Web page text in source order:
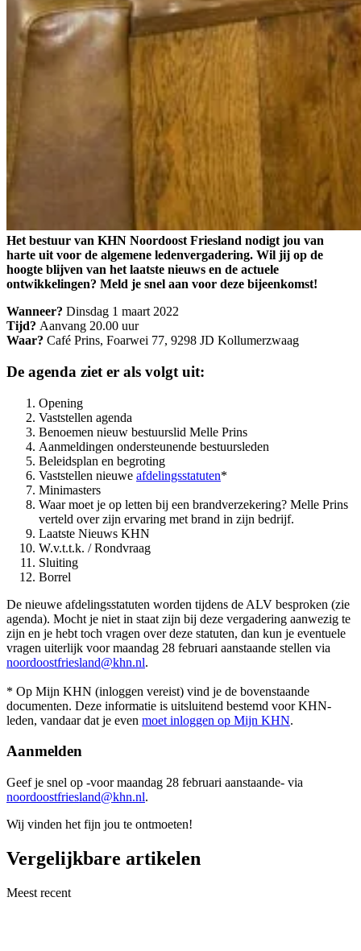
Het bestuur van KHN Noordoost Friesland nodigt jou van
harte uit voor de algemene ledenvergadering. Wil jij op de
hoogte blijven van het laatste nieuws en de actuele
ontwikkelingen? Meld je snel aan voor deze bijeenkomst!
Wanneer? Dinsdag 1 maart 2022
Tijd? Aanvang 20.00 uur
Waar? Café Prins, Foarwei 77, 9298 JD Kollumerzwaag
De agenda ziet er als volgt uit:
Opening
Vaststellen agenda
Benoemen nieuw bestuurslid Melle Prins
Aanmeldingen ondersteunende bestuursleden
Beleidsplan en begroting
Vaststellen nieuwe afdelingsstatuten*
Minimasters
Waar moet je op letten bij een brandverzekering? Melle Prins
verteld over zijn ervaring met brand in zijn bedrijf.
Laatste Nieuws KHN
W.v.t.t.k. / Rondvraag
Sluiting
Borrel
De nieuwe afdelingsstatuten worden tijdens de ALV besproken (zie
agenda). Mocht je niet in staat zijn bij deze vergadering aanwezig te
zijn en je hebt toch vragen over deze statuten, dan kun je eventuele
vragen uiterlijk voor maandag 28 februari aanstaande stellen via
noordoostfriesland@khn.nl.
* Op Mijn KHN (inloggen vereist) vind je de bovenstaande
documenten. Deze informatie is uitsluitend bestemd voor KHN-
leden, vandaar dat je even moet inloggen op Mijn KHN.
Aanmelden
Geef je snel op -voor maandag 28 februari aanstaande- via
noordoostfriesland@khn.nl.
Wij vinden het fijn jou te ontmoeten!
Vergelijkbare artikelen
Meest recent